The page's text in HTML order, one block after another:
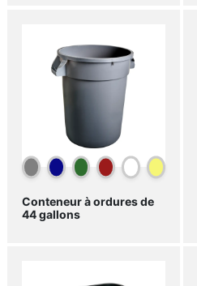
Conteneur à ordures de
44 gallons